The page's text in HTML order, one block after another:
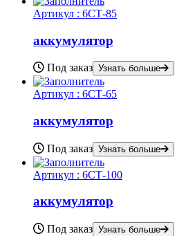
Артикул : 6СТ-85
аккумулятор
Под заказ Узнать больше
Артикул : 6СТ-65
аккумулятор
Под заказ Узнать больше
Артикул : 6СТ-100
аккумулятор
Под заказ Узнать больше